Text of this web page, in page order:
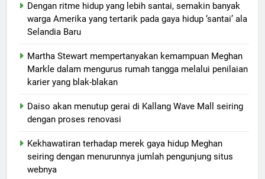
Dengan ritme hidup yang lebih santai, semakin banyak
warga Amerika yang tertarik pada gaya hidup ‘santai’ ala
Selandia Baru
Martha Stewart mempertanyakan kemampuan Meghan
Markle dalam mengurus rumah tangga melalui penilaian
karier yang blak-blakan
Daiso akan menutup gerai di Kallang Wave Mall seiring
dengan proses renovasi
Kekhawatiran terhadap merek gaya hidup Meghan
seiring dengan menurunnya jumlah pengunjung situs
webnya